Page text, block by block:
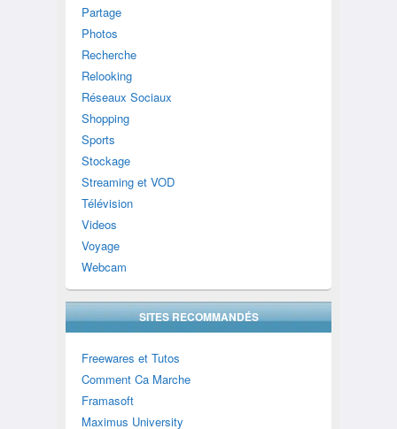
Partage
Photos
Recherche
Relooking
Réseaux Sociaux
Shopping
Sports
Stockage
Streaming et VOD
Télévision
Videos
Voyage
Webcam
SITES RECOMMANDÉS
Freewares et Tutos
Comment Ca Marche
Framasoft
Maximus University